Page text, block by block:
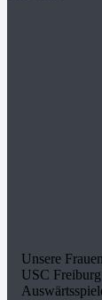
Unsere
USC